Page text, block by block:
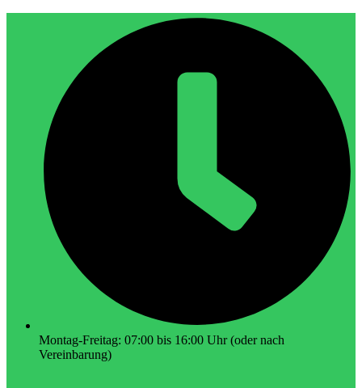
Montag-Freitag: 07:00 bis 16:00 Uhr (oder nach
Vereinbarung)